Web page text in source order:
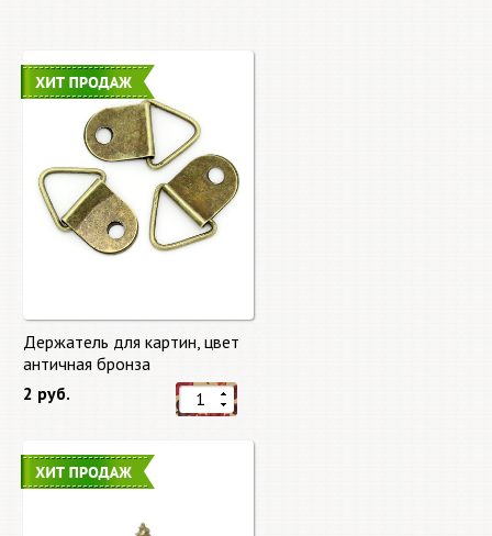
Держатель для картин, цвет
античная бронза
2 руб.